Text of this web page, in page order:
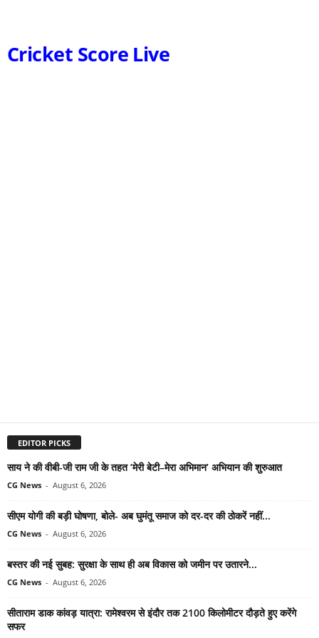
Cricket Score Live
EDITOR PICKS
साय ने की वीबी-जी राम जी के तहत ‘मेरी बेटी–मेरा अभिमान’ अभियान की शुरुआत
CG News - August 6, 2026
सीएम योगी की बड़ी घोषणा, बोले- अब घुमंतू समाज को दर-दर की ठोकरें नहीं...
CG News - August 6, 2026
बस्तर की नई सुबह: सुरक्षा के साथ ही अब विकास को जमीन पर उतारने...
CG News - August 6, 2026
सीताराम डाक कांवड़ यात्रा: रामेश्वरम से इंदौर तक 2100 किलोमीटर दौड़ते हुए करेंगे
सफर